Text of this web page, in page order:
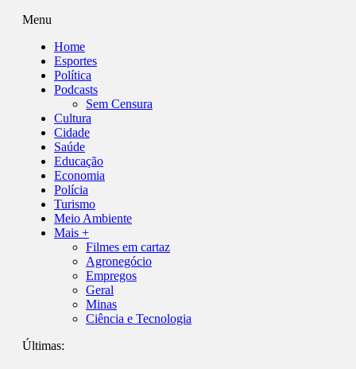
Menu
Home
Esportes
Política
Podcasts
Sem Censura
Cultura
Cidade
Saúde
Educação
Economia
Polícia
Turismo
Meio Ambiente
Mais +
Filmes em cartaz
Agronegócio
Empregos
Geral
Minas
Ciência e Tecnologia
Últimas: